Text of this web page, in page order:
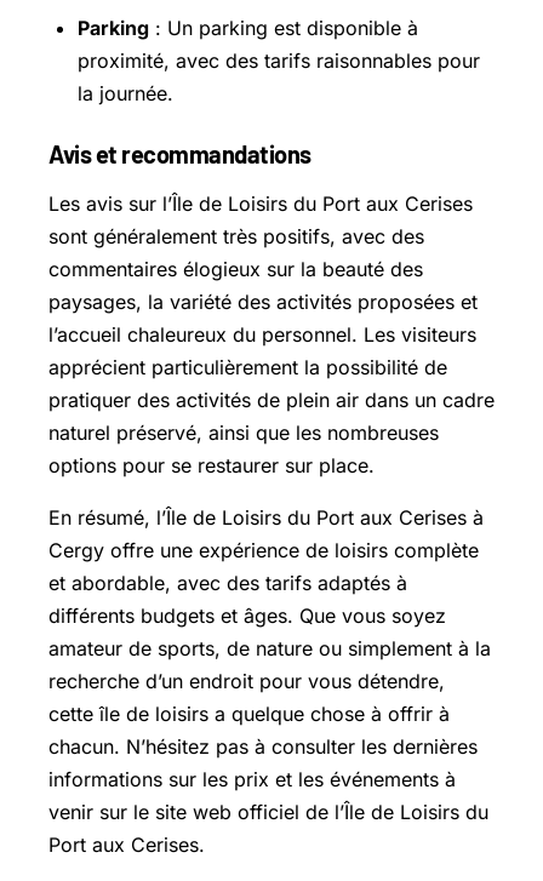
Parking : Un parking est disponible à
proximité, avec des tarifs raisonnables pour
la journée.
Avis et recommandations
Les avis sur l’Île de Loisirs du Port aux Cerises
sont généralement très positifs, avec des
commentaires élogieux sur la beauté des
paysages, la variété des activités proposées et
l’accueil chaleureux du personnel. Les visiteurs
apprécient particulièrement la possibilité de
pratiquer des activités de plein air dans un cadre
naturel préservé, ainsi que les nombreuses
options pour se restaurer sur place.
En résumé, l’Île de Loisirs du Port aux Cerises à
Cergy offre une expérience de loisirs complète
et abordable, avec des tarifs adaptés à
différents budgets et âges. Que vous soyez
amateur de sports, de nature ou simplement à la
recherche d’un endroit pour vous détendre,
cette île de loisirs a quelque chose à offrir à
chacun. N’hésitez pas à consulter les dernières
informations sur les prix et les événements à
venir sur le site web officiel de l’Île de Loisirs du
Port aux Cerises.